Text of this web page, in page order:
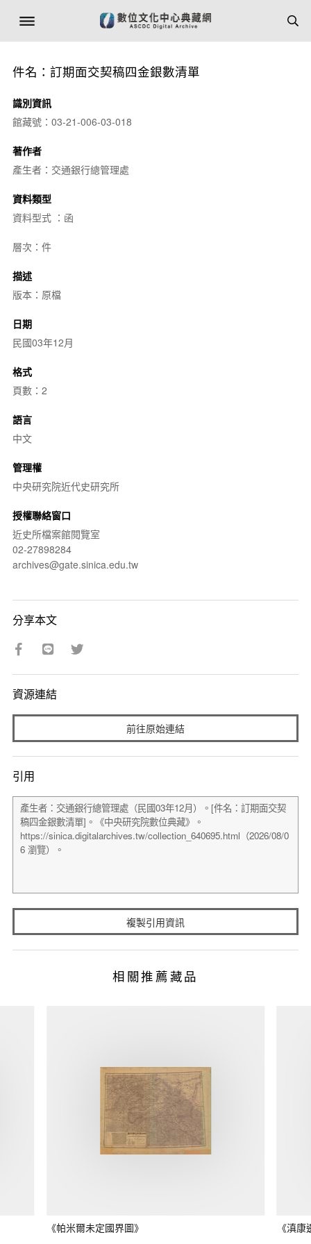
件名：訂期面交契稿四金銀數清單
識別資訊
館藏號：03-21-006-03-018
著作者
產生者：交通銀行總管理處
資料類型
資料型式 ：函
層次：件
描述
版本：原檔
日期
民國03年12月
格式
頁數：2
語言
中文
管理權
中央研究院近代史研究所
授權聯絡窗口
近史所檔案館閱覽室
02-27898284
archives@gate.sinica.edu.tw
分享本文
資源連結
前往原始連結
引用
複製引用資訊
相關推薦藏品
《帕米爾未定國界圖》 《滇